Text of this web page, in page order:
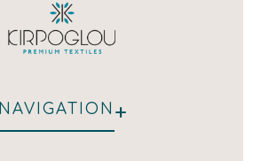
NAVIGATION +